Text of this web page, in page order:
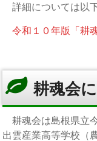
詳細については以
令和１０年版「耕
耕魂会
耕魂会は島根県立
出雲産業高等学校（